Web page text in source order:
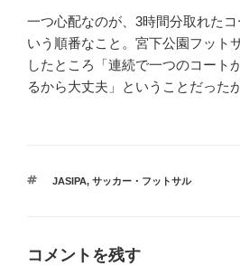
一つ心配なのが、3時間分取れた
いう順番なこと。宮下公園フット
したところ「連続で一つのコート
るから大丈夫」ということだった
タ
JASIPA, サッカー・フットサル
コメントを残す